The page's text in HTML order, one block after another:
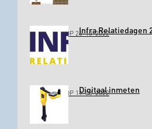
GEPLAATST OP 26-10-2022Infra Relatiedagen
GEPLAATST OP 11-03-2022Digitaal inmeten